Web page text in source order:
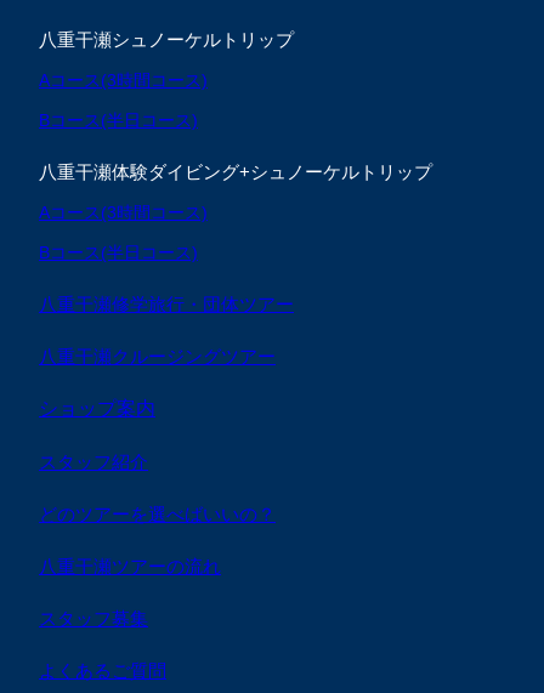
八重干瀬シュノーケルトリップ
Aコース(3時間コース)
Bコース(半日コース)
八重干瀬体験ダイビング+シュノーケルトリップ
Aコース(3時間コース)
Bコース(半日コース)
八重干瀬修学旅行・団体ツアー
八重干瀬クルージングツアー
ショップ案内
スタッフ紹介
どのツアーを選べばいいの？
八重干瀬ツアーの流れ
スタッフ募集
よくあるご質問